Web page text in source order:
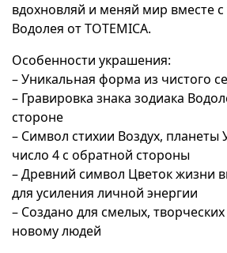
вдохновляй и меняй мир вместе
Водолея от TOTEMICA.
Особенности украшения:
– Уникальная форма из чистого
– Гравировка знака зодиака
стороне
– Символ стихии Воздух, планеты
число 4 с обратной стороны
– Древний символ Цветок жизни
для усиления личной энергии
– Создано для смелых,
новому людей